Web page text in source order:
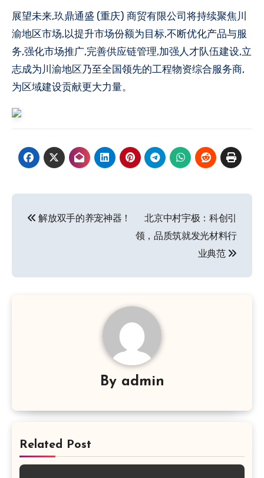
展望未来,玖鼎通盛 (重庆) 商贸有限公司将持续聚焦川
渝地区市场,以提升市场份额为目标,不断优化产品与服
务,强化市场推广,完善供应链管理,加强人才队伍建设,立
志成为川渝地区乃至全国领先的工程物资综合服务商,
为区域建设贡献更大力量。
航
解放双手的养宠神器！
北京中村宇极：科创引
领，品质筑就发光材料行
业典范
By admin
Related Post